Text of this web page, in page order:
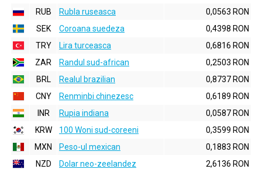
RUB
Rubla ruseasca
0,0563 RON
SEK
Coroana suedeza
0,4398 RON
TRY
Lira turceasca
0,6816 RON
ZAR
Randul sud-african
0,2503 RON
BRL
Realul brazilian
0,8737 RON
CNY
Renminbi chinezesc
0,6189 RON
INR
Rupia indiana
0,0587 RON
KRW
100 Woni sud-coreeni
0,3599 RON
MXN
Peso-ul mexican
0,1883 RON
NZD
Dolar neo-zeelandez
2,6136 RON